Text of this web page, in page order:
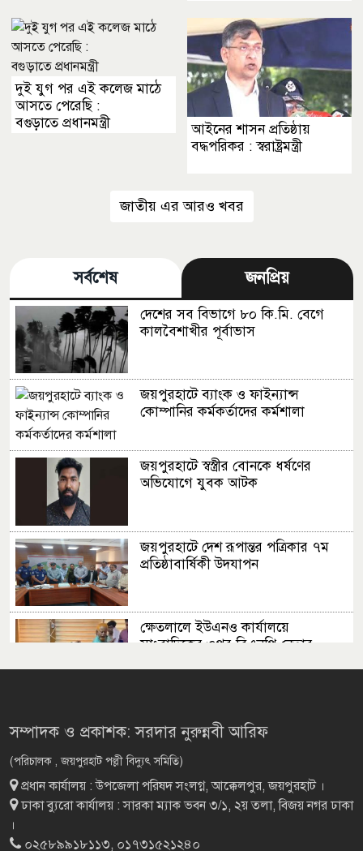
দুই যুগ পর এই কলেজ মাঠে
আসতে পেরেছি :
বগুড়াতে প্রধানমন্ত্রী
আইনের শাসন প্রতিষ্ঠায়
বদ্ধপরিকর : স্বরাষ্ট্রমন্ত্রী
জাতীয় এর আরও খবর
সর্বশেষ জনপ্রিয়
দেশের সব বিভাগে ৮০ কি.মি. বেগে
কালবৈশাখীর পূর্বাভাস
জয়পুরহাটে ব্যাংক ও ফাইন্যান্স
কোম্পানির কর্মকর্তাদের কর্মশালা
জয়পুরহাটে স্বস্ত্রীর বোনকে ধর্ষণের
অভিযোগে যুবক আটক
জয়পুরহাটে দেশ রূপান্তর পত্রিকার ৭ম
প্রতিষ্ঠাবার্ষিকী উদযাপন
ক্ষেতলালে ইউএনও কার্যালয়ে
সাংবাদিকের ওপর বিএনপি নেতার
মৃত্যু
পাঁচবিবিতে প্রাথমিক
বিদ্যালয়ের গোল্ডকাপ ফাইনাল অনুষ্ঠিত
সম্পাদক ও প্রকাশক: সরদার নুরুন্নবী আরিফ
(পরিচালক , জয়পুরহাট পল্লী বিদ্যুৎ সমিতি)
প্রধান কার্যালয় : উপজেলা পরিষদ সংলগ্ন, আক্কেলপুর, জয়পুরহাট ।
ঢাকা ব্যুরো কার্যালয় : সারকা ম্যাক ভবন ৩/১, ২য় তলা, বিজয় নগর ঢাকা
।
০২৫৮৯৯১৮১১৩, ০১৭৩১৫২১২৪০